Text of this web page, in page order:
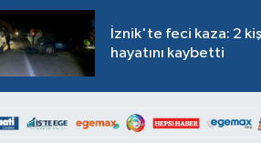
İznik'te feci kaza: 2
hayatını kaybetti